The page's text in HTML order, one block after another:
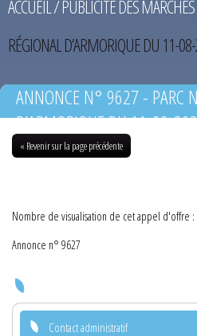
ACCUEIL/PUBLICITÉ DES
RÉGIONAL D’ARMORIQUE DU 11-
ANNONCE N° 9627 - PARC
D’ARMORIQUE DU 11-08-
« Revenir sur la page précédente
Nombre de visualisation de cet appel d'offre :
Annonce n° 9627
Contact administratif